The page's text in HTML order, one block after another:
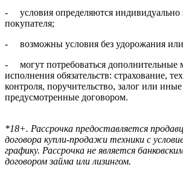
- условия определяются индивидуально
покупателя;
- возможны условия без удорожания
- могут потребоваться дополнительные
исполнения обязательств: страхование,
контроля, поручительство, залог или
предусмотренные договором.
*18+. Рассрочка предоставляется
договора купли-продажи техники с
графику. Рассрочка не является
договором займа или лизингом.